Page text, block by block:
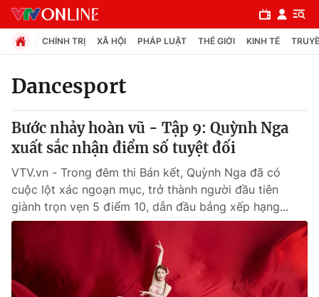
Chuyên mục
Chính trị
Xã hội
Pháp luật
Y tế
CHÍNH TRỊ XÃ HỘI PHÁP LUẬT THẾ GIỚI KINH TẾ
Dancesport
Bước nhảy hoàn vũ - Tập 9: Quỳnh Nga
xuất sắc nhận điểm số tuyệt đối
VTV.vn - Trong đêm thi Bán kết, Quỳnh Nga đã có
cuộc lột xác ngoạn mục, trở thành người đầu tiên
giành trọn vẹn 5 điểm 10, dẫn đầu bảng xếp hạng...